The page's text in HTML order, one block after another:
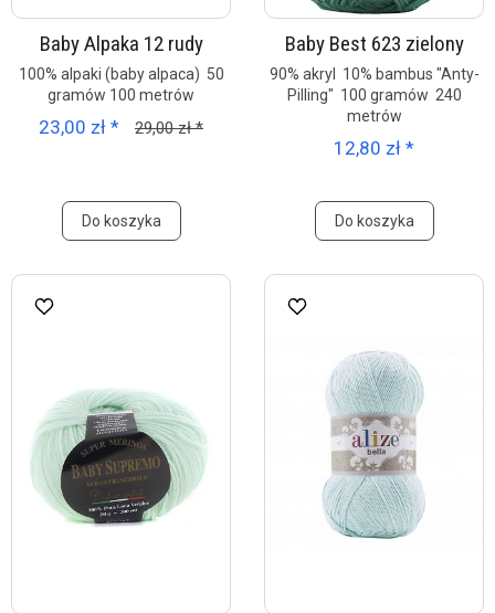
Baby Alpaka 12 rudy
100% alpaki (baby alpaca) 50
gramów 100 metrów
23,00 zł * 29,00 zł *
Do koszyka
Baby Best 623 zielony
90% akryl 10% bambus "Anty-
Pilling" 100 gramów 240
metrów
12,80 zł *
Do koszyka